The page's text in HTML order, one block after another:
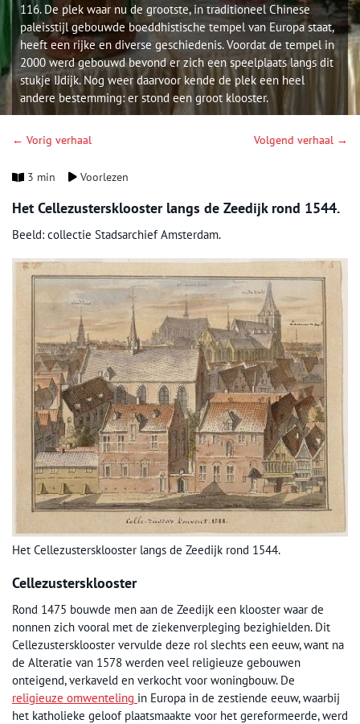
116. De plek waar nu de grootste, in traditioneel Chinese
paleisstijl gebouwde boeddhistische tempel van Europa staat,
heeft een rijke en diverse geschiedenis. Voordat de tempel in
2000 werd gebouwd bevond er zich een speelplaats langs dit
stukje IJdijk. Nog weer daarvoor kende de plek een heel
andere bestemming: er stond een groot klooster.
← Vorig verhaal Volgend verhaal →
3 min Voorlezen
Het Cellezustersklooster langs de Zeedijk rond 1544.
Beeld: collectie Stadsarchief Amsterdam.
Het Cellezustersklooster langs de Zeedijk rond 1544.
Cellezustersklooster
Rond 1475 bouwde men aan de Zeedijk een klooster waar de
nonnen zich vooral met de ziekenverpleging bezighielden. Dit
Cellezustersklooster vervulde deze rol slechts een eeuw, want na
de Alteratie van 1578 werden veel religieuze gebouwen
onteigend, verkaveld en verkocht voor woningbouw. De
religieuze omwenteling in Europa in de zestiende eeuw, waarbij
het katholieke geloof plaatsmaakte voor het gereformeerde, werd